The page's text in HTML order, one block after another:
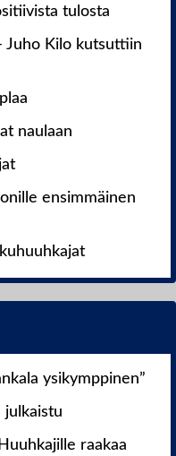
tulosta
Juho Kilo kutsuttiin
naulaan
ensimmäinen
ysikymppinen”
julkaistu
raakaa